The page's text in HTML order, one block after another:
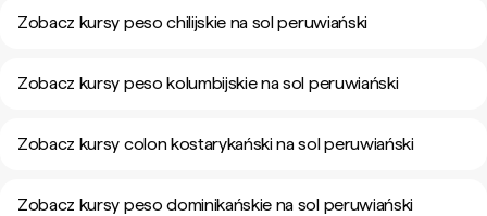
Zobacz kursy peso chilijskie na sol peruwiański
Zobacz kursy peso kolumbijskie na sol peruwiański
Zobacz kursy colon kostarykański na sol peruwiański
Zobacz kursy peso dominikańskie na sol peruwiański